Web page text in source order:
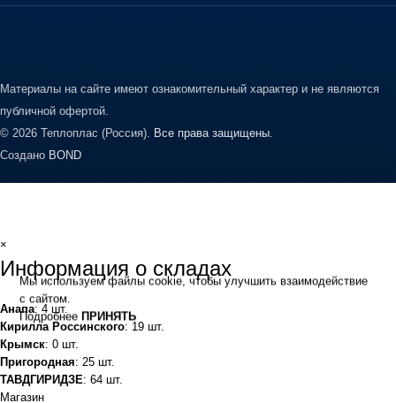
Материалы на сайте имеют ознакомительный характер и не являются
публичной офертой.
© 2026 Теплоплас (Россия). Все права защищены.
Создано BOND
Мы используем файлы cookie, чтобы улучшить взаимодействие
с сайтом.
Подробнее ПРИНЯТЬ
×
Информация о складах
Анапа: 4 шт.
Кирилла Россинского: 19 шт.
Крымск: 0 шт.
Пригородная: 25 шт.
ТАВДГИРИДЗЕ: 64 шт.
Магазин